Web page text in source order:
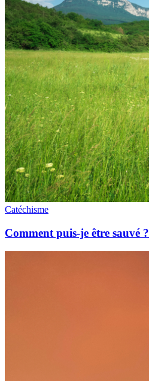
Catéchisme
Comment puis-je être sauvé ?